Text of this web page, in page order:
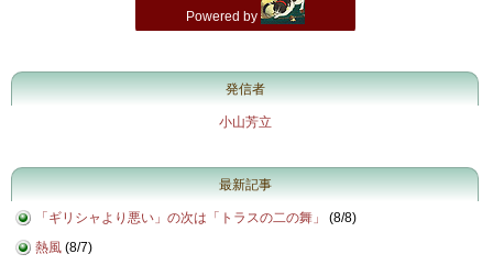
発信者
小山芳立
最新記事
「ギリシャより悪い」の次は「トラスの二の舞」 (8/8)
熱風 (8/7)